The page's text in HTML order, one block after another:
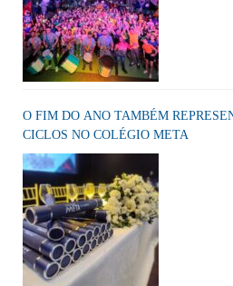
O FIM DO ANO TAMBÉM
CICLOS NO COLÉGIO META